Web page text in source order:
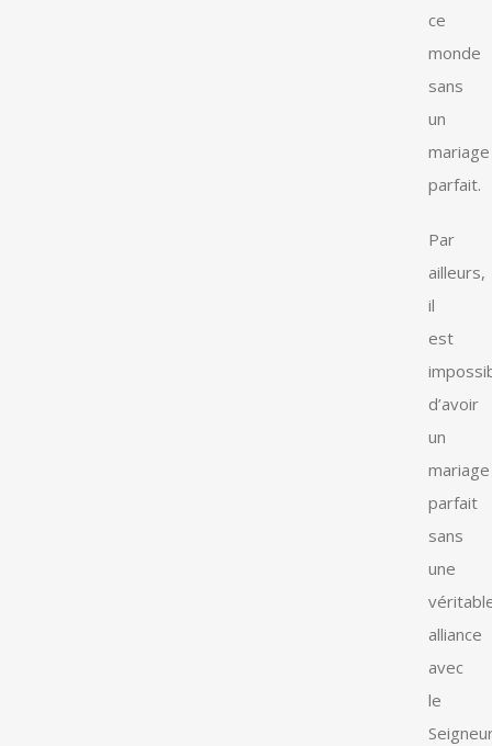
ce
monde
sans
un
mariage
parfait.
Par
ailleurs,
il
est
d’avoir
un
mariage
parfait
sans
une
alliance
avec
le